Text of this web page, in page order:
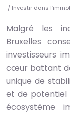
/ Investir dans
Malgré les
Bruxelles
investisseurs
cœur battant
unique de
et de potentiel
écosystème